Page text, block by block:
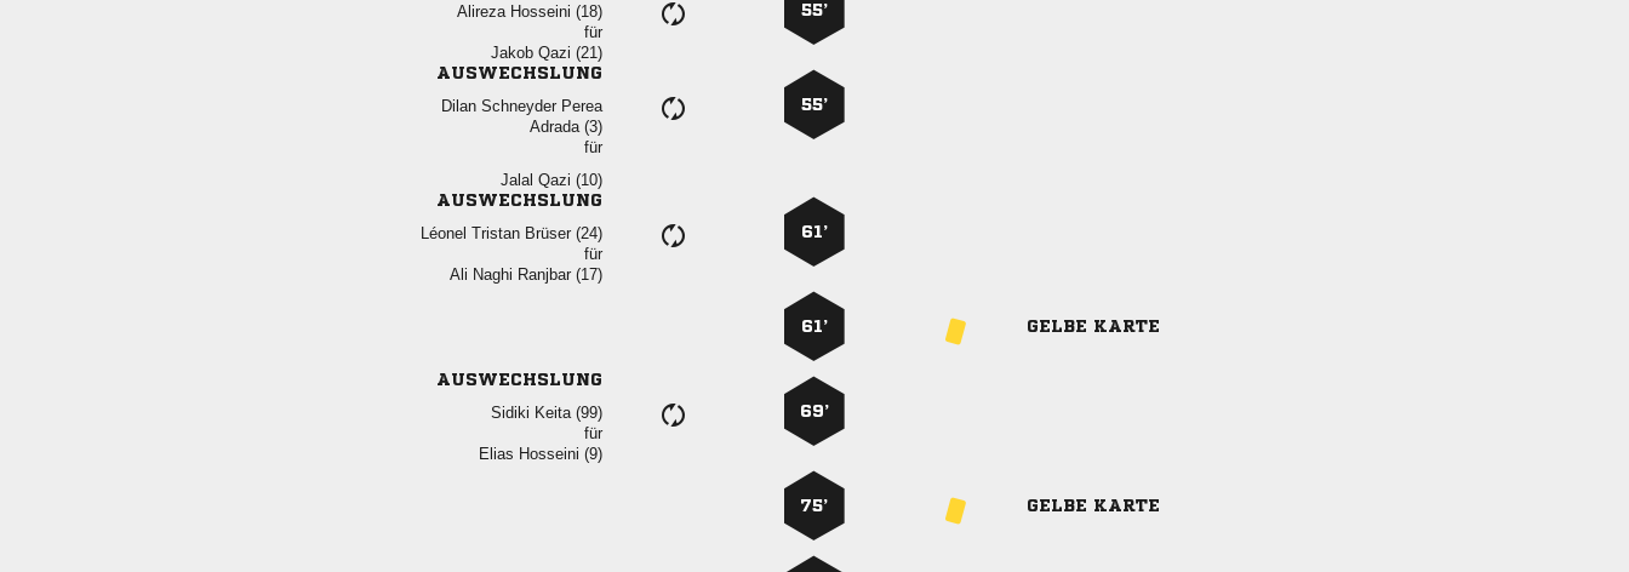
  
für
  
55’
AUSWECHSLUNG
  
 
für
  
55’
AUSWECHSLUNG
   
für
   
61’
61’ GELBE KARTE
AUSWECHSLUNG
  
für
  
69’
75’ GELBE KARTE